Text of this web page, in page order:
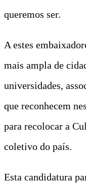
queremos ser.
A estes
mais ampla de
universidades,
que reconhecem
para recolocar a
coletivo do país.
Esta candidatura